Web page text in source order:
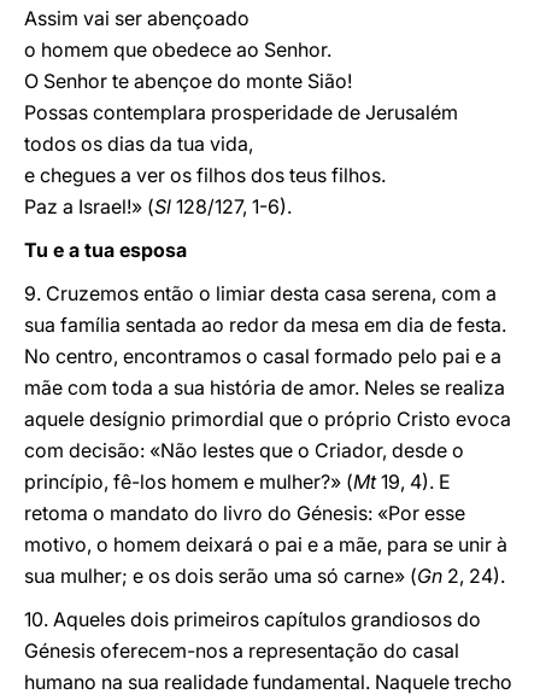
Assim vai ser abençoado
o homem que obedece ao Senhor.
O Senhor te abençoe do monte Sião!
Possas contemplara prosperidade de Jerusalém
todos os dias da tua vida,
e chegues a ver os filhos dos teus filhos.
Paz a Israel!» (Sl 128/127, 1-6).
Tu e a tua esposa
9. Cruzemos então o limiar desta casa serena, com a
sua família sentada ao redor da mesa em dia de festa.
No centro, encontramos o casal formado pelo pai e a
mãe com toda a sua história de amor. Neles se realiza
aquele desígnio primordial que o próprio Cristo evoca
com decisão: «Não lestes que o Criador, desde o
princípio, fê-los homem e mulher?» (Mt19, 4). E
retoma o mandato do livro do Génesis: «Por esse
motivo, o homem deixará o pai e a mãe, para se unir à
sua mulher; e os dois serão uma só carne» (Gn 2, 24).
10. Aqueles dois primeiros capítulos grandiosos do
Génesis oferecem-nos a representação do casal
humano na sua realidade fundamental. Naquele trecho